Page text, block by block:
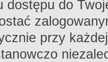
dostępu do
przy